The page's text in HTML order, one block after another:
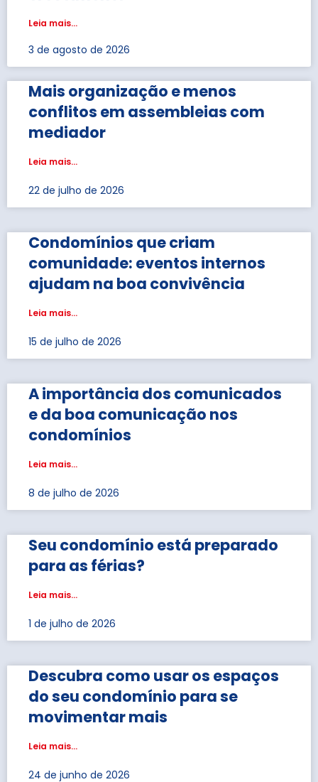
Leia mais...
3 de agosto de 2026
Mais organização e menos
conflitos em assembleias com
mediador
Leia mais...
22 de julho de 2026
Condomínios que criam
comunidade: eventos internos
ajudam na boa convivência
Leia mais...
15 de julho de 2026
A importância dos comunicados
e da boa comunicação nos
condomínios
Leia mais...
8 de julho de 2026
Seu condomínio está preparado
para as férias?
Leia mais...
1 de julho de 2026
Descubra como usar os espaços
do seu condomínio para se
movimentar mais
Leia mais...
24 de junho de 2026